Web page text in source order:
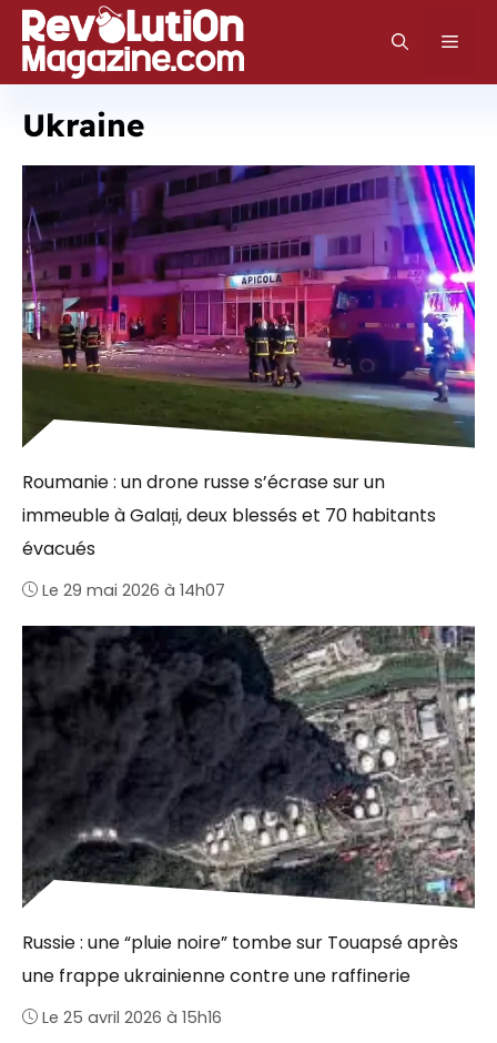
Aller
au
contenu
Ukraine
Roumanie : un drone russe s’écrase sur un
immeuble à Galați, deux blessés et 70 habitants
évacués
Le 29 mai 2026 à 14h07
Russie : une “pluie noire” tombe sur Touapsé après
une frappe ukrainienne contre une raffinerie
Le 25 avril 2026 à 15h16